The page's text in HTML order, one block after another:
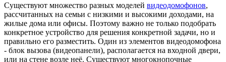
Существуют множество разных моделей видеодомофонов,
рассчитанных на семьи с низкими и высокими доходами, на
жилые дома или офисы. Поэтому важно не только подобрать
конкретное устройство для решения конкретной задачи, но и
правильно его разместить. Один из элементов видеодомофона
- блок вызова (видеопанели), располагается на входной двери,
или на стене возле неё. Существуют многокнопочные